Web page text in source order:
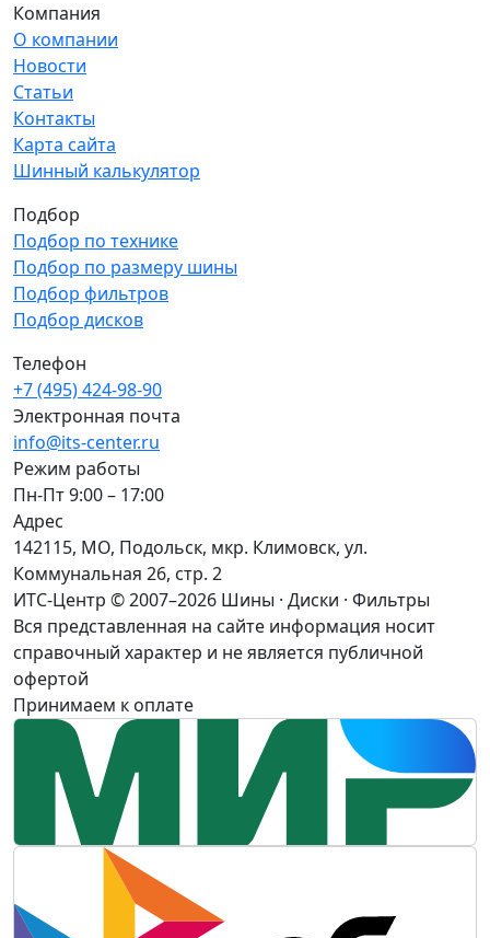
Компания
О компании
Новости
Статьи
Контакты
Карта сайта
Шинный калькулятор
Подбор
Подбор по технике
Подбор по размеру шины
Подбор фильтров
Подбор дисков
Телефон
+7 (495) 424-98-90
Электронная почта
info@its-center.ru
Режим работы
Пн-Пт 9:00 – 17:00
Адрес
142115, МО, Подольск, мкр. Климовск, ул.
Коммунальная 26, стр. 2
ИТС-Центр © 2007–2026 Шины · Диски · Фильтры
Вся представленная на сайте информация носит
справочный характер и не является публичной
офертой
Принимаем к оплате